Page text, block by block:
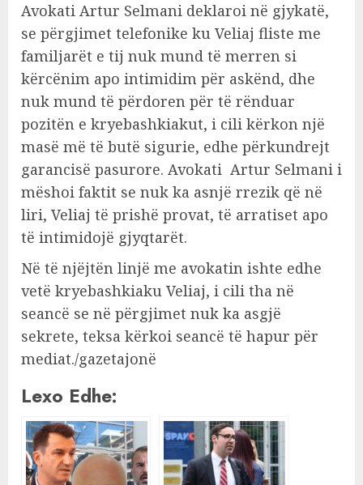
Avokati Artur Selmani deklaroi në gjykatë,
se përgjimet telefonike ku Veliaj fliste me
familjarët e tij nuk mund të merren si
kërcënim apo intimidim për askënd, dhe
nuk mund të përdoren për të rënduar
pozitën e kryebashkiakut, i cili kërkon një
masë më të butë sigurie, edhe përkundrejt
garancisë pasurore. Avokati Artur Selmani i
mëshoi faktit se nuk ka asnjë rrezik që në
liri, Veliaj të prishë provat, të arratiset apo
të intimidojë gjyqtarët.
Në të njëjtën linjë me avokatin ishte edhe
vetë kryebashkiaku Veliaj, i cili tha në
seancë se në përgjimet nuk ka asgjë
sekrete, teksa kërkoi seancë të hapur për
mediat./gazetajonë
Lexo Edhe: